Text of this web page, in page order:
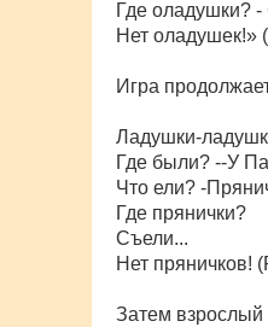
Где оладушки?
Нет оладушек!»
Игра
Ладушки-
Где были? --У
Что ели? -
Где прянички?
Съели...
Нет пряничков!
Затем взрослый